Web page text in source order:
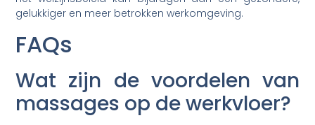
gelukkiger en meer betrokken werkomgeving.
FAQs
Wat zijn de voordelen van
massages op de werkvloer?